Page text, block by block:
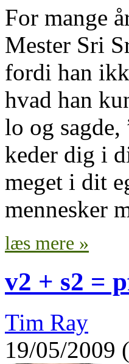
For mange
Mester Sri
fordi han
hvad han
lo og
keder dig i
meget i dit
mennesker
læs mere »
v2 + s2 =
Tim Ray
19/05/2009